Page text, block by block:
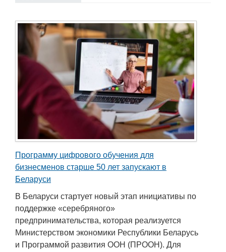
Программу цифрового обучения для
бизнесменов старше 50 лет запускают в
Беларуси
В Беларуси стартует новый этап инициативы по
поддержке «серебряного»
предпринимательства, которая реализуется
Министерством экономики Республики Беларусь
и Программой развития ООН (ПРООН). Для